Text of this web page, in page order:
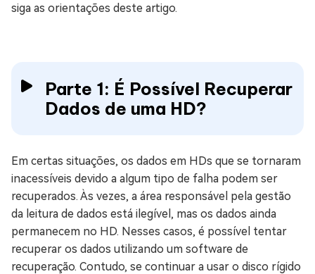
siga as orientações deste artigo.
Parte 1: É Possível Recuperar
Dados de uma HD?
Em certas situações, os dados em HDs que se tornaram
inacessíveis devido a algum tipo de falha podem ser
recuperados. Às vezes, a área responsável pela gestão
da leitura de dados está ilegível, mas os dados ainda
permanecem no HD. Nesses casos, é possível tentar
recuperar os dados utilizando um software de
recuperação. Contudo, se continuar a usar o disco rígido